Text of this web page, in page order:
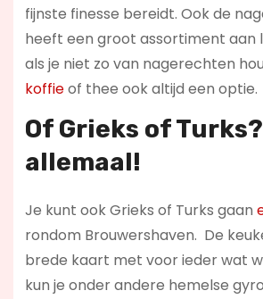
fijnste finesse bereidt. Ook de
heeft een groot assortiment aan
als je niet zo van nagerechten
koffieof thee ook altijd een optie.
Of Grieks of
allemaal!
Je kunt ook Grieks of Turks gaan
rondom Brouwershaven. De
brede kaart met voor ieder wat
kun je onder andere hemelse